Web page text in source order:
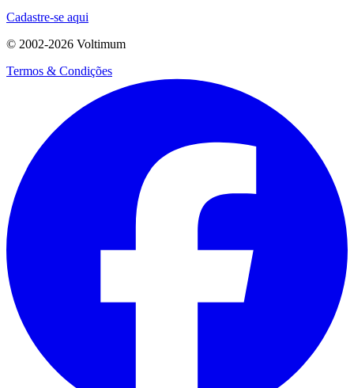
Cadastre-se aqui
© 2002-2026 Voltimum
Termos & Condições